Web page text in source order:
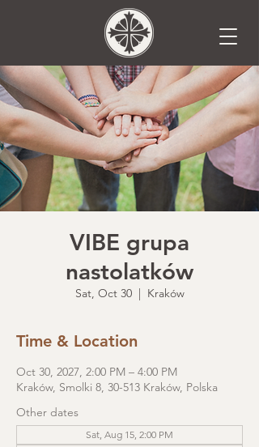
VIBE grupa
nastolatków
Sat, Oct 30
  |
Kraków
Time & Location
Oct 30, 2027, 2:00 PM – 4:00 PM
Kraków, Smolki 8, 30-513 Kraków, Polska
Other dates
Sat, Aug 15, 2:00 PM